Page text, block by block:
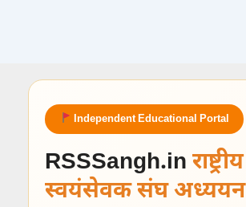
Independent Educational Portal
RSSSangh.in राष्ट्रीय
स्वयंसेवक संघ अध्ययन